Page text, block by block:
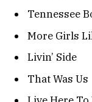
Tennessee
More Girls
Livin’ Side
That Was Us